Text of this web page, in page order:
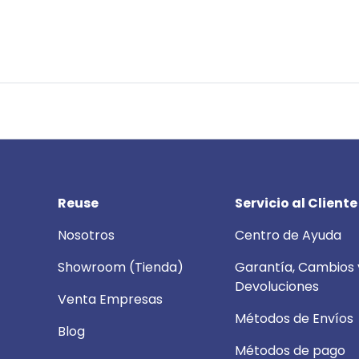
Reuse
Nosotros
Showroom (Tienda)
Venta Empresas
Blog
Servicio al Cliente
Centro de Ayuda
Garantía, Cambios
Devoluciones
Métodos de Envíos
Métodos de pago